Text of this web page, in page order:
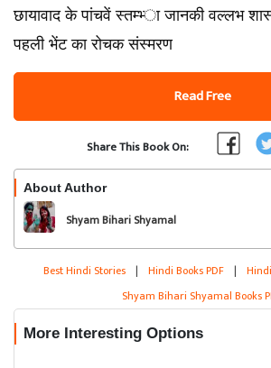
छायावाद के पांचवें स्‍तम्‍भ्‍ा जानकी वल्‍लभ
पहली भेंट का रोचक संस्‍मरण
Read Free
Share This Book On:
About Author
Shyam Bihari Shyamal
Best Hindi Stories | Hindi Books PDF |
Shyam Bihari Shyamal Books
More Interesting Options